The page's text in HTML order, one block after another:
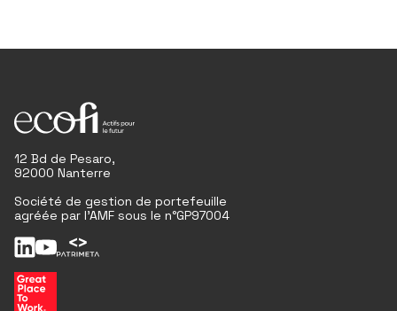
12 Bd de Pesaro,
92000 Nanterre
Société de gestion de portefeuille
agréée par l'AMF sous le n°GP97004